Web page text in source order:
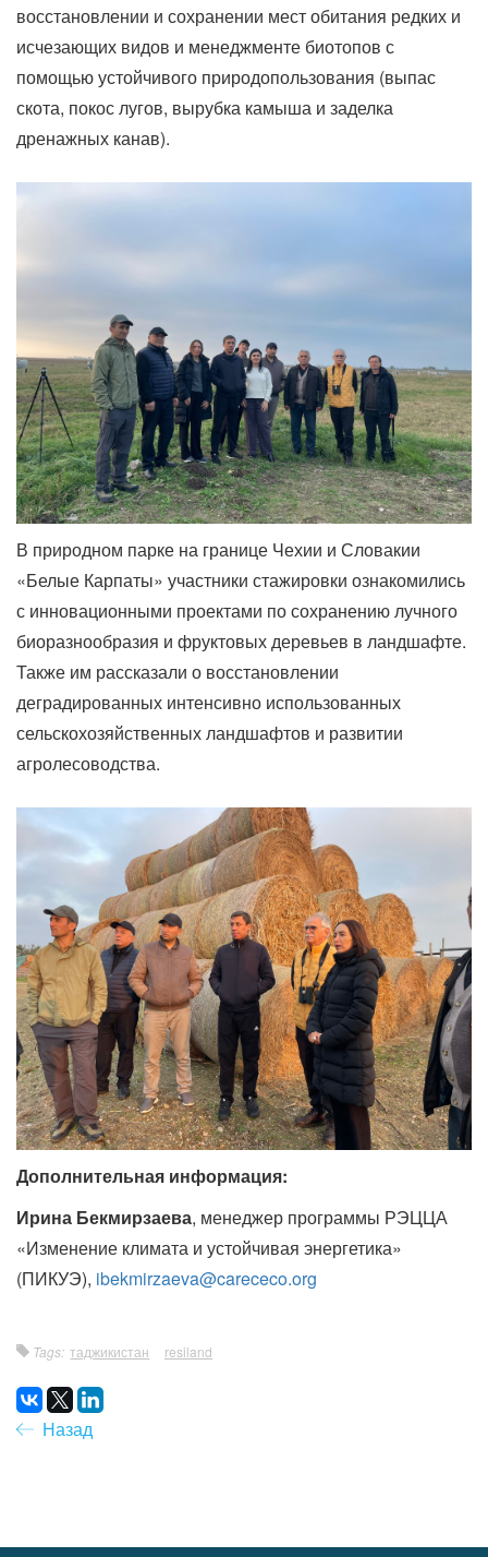
восстановлении и сохранении мест обитания редких и
исчезающих видов и менеджменте биотопов с
помощью устойчивого природопользования (выпас
скота, покос лугов, вырубка камыша и заделка
дренажных канав).
В природном парке на границе Чехии и Словакии
«Белые Карпаты» участники стажировки ознакомились
с инновационными проектами по сохранению лучного
биоразнообразия и фруктовых деревьев в ландшафте.
Также им рассказали о восстановлении
деградированных интенсивно использованных
сельскохозяйственных ландшафтов и развитии
агролесоводства.
Дополнительная информация:
Ирина Бекмирзаева, менеджер программы РЭЦЦА
«Изменение климата и устойчивая энергетика»
(ПИКУЭ), ibekmirzaeva@carececo.org
Tags: таджикистан resiland
Назад